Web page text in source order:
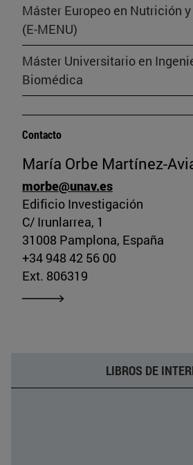
Máster Europeo en Nutrición
(E-MENU)
Máster Universitario en
Biomédica
Contacto
María Orbe Martínez-
morbe@unav.es
Edificio Investigación
C/ Irunlarrea, 1
31008 Pamplona, España
+34 948 42 56 00
Ext. 806319
LIBROS DE